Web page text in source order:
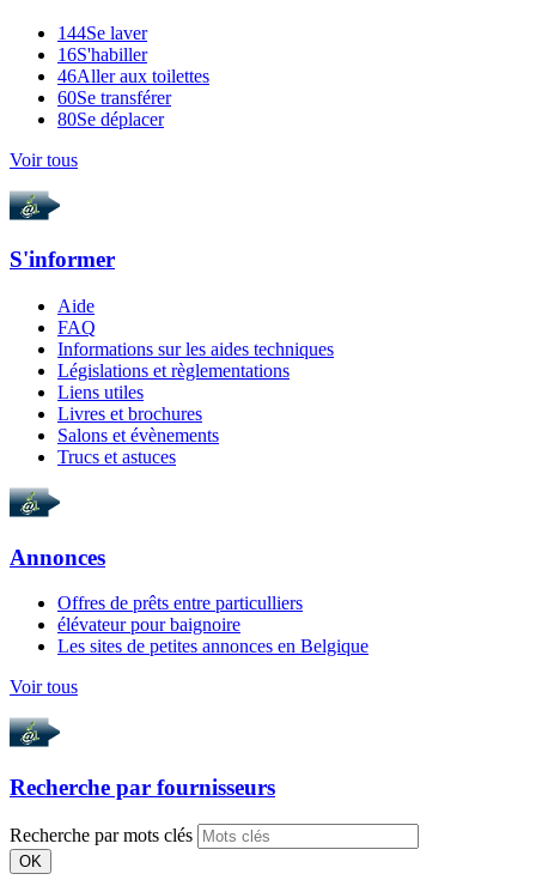
144Se laver
16S'habiller
46Aller aux toilettes
60Se transférer
80Se déplacer
Voir tous
S'informer
Aide
FAQ
Informations sur les aides techniques
Législations et règlementations
Liens utiles
Livres et brochures
Salons et évènements
Trucs et astuces
Annonces
Offres de prêts entre particulliers
élévateur pour baignoire
Les sites de petites annonces en Belgique
Voir tous
Recherche par fournisseurs
Recherche par mots clés
OK